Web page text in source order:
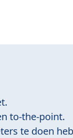
to-the-point.
te doen